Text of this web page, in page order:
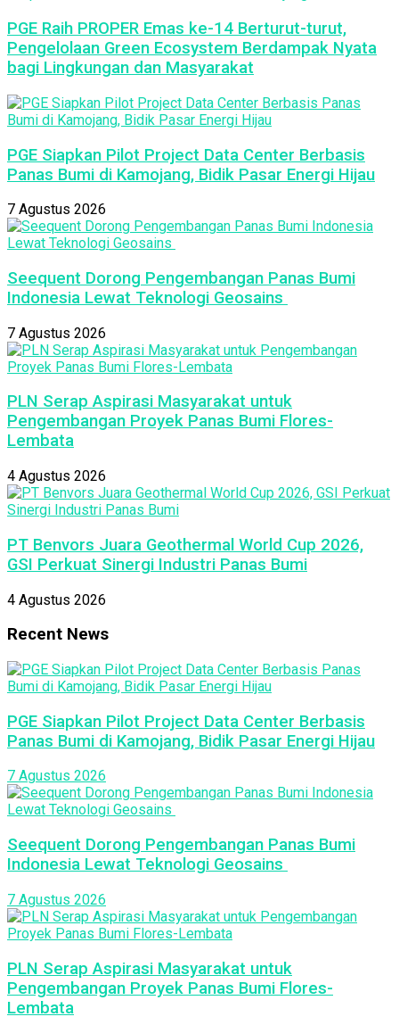
PGE Raih PROPER Emas ke-14 Berturut-turut,
Pengelolaan Green Ecosystem Berdampak Nyata
bagi Lingkungan dan Masyarakat
PGE Siapkan Pilot Project Data Center Berbasis
Panas Bumi di Kamojang, Bidik Pasar Energi Hijau
7 Agustus 2026
Seequent Dorong Pengembangan Panas Bumi
Indonesia Lewat Teknologi Geosains
7 Agustus 2026
PLN Serap Aspirasi Masyarakat untuk
Pengembangan Proyek Panas Bumi Flores-
Lembata
4 Agustus 2026
PT Benvors Juara Geothermal World Cup 2026,
GSI Perkuat Sinergi Industri Panas Bumi
4 Agustus 2026
Recent News
PGE Siapkan Pilot Project Data Center Berbasis
Panas Bumi di Kamojang, Bidik Pasar Energi Hijau
7 Agustus 2026
Seequent Dorong Pengembangan Panas Bumi
Indonesia Lewat Teknologi Geosains
7 Agustus 2026
PLN Serap Aspirasi Masyarakat untuk
Pengembangan Proyek Panas Bumi Flores-
Lembata